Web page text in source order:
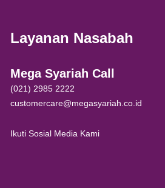
Layanan Nasabah
Mega Syariah Call
(021) 2985 2222
customercare@megasyariah.co.id
Ikuti Sosial Media Kami